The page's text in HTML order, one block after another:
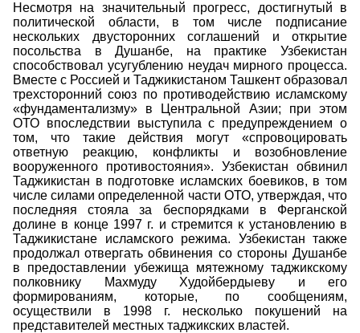
Несмотря на значительный прогресс, достигнутый в
политической области, в том числе подписание
нескольких двусторонних соглашений и открытие
посольства в Душанбе, на практике Узбекистан
способствовал усугублению неудач мирного процесса.
Вместе с Россией и Таджикистаном Ташкент образовал
трехсторонний союз по противодействию исламскому
«фундаментализму» в Центральной Азии; при этом
ОТО впоследствии выступила с предупреждением о
том, что такие действия могут «спровоцировать
ответную реакцию, конфликты и возобновление
вооруженного противостояния». Узбекистан обвинил
Таджикистан в подготовке исламских боевиков, в том
числе силами определенной части ОТО, утверждая, что
последняя стояла за беспорядками в Ферганской
долине в конце 1997 г. и стремится к установлению в
Таджикистане исламского режима. Узбекистан также
продолжал отвергать обвинения со стороны Душанбе
в предоставлении убежища мятежному таджикскому
полковнику Махмуду Худойбердыеву и его
формированиям, которые, по сообщениям,
осуществили в 1998 г. несколько покушений на
представителей местных таджикских властей.